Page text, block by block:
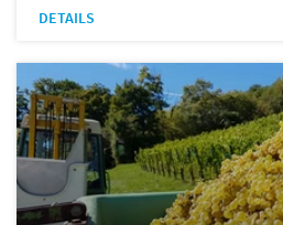
DETAILS